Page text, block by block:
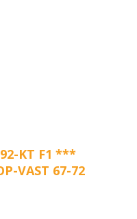
KT F1 ***
VAST 67-72